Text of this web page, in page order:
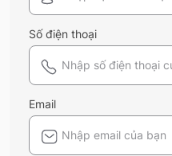
Số điện thoại
Email